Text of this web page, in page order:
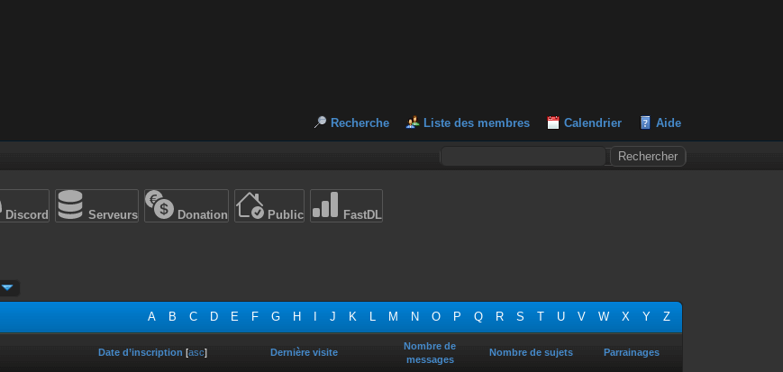
Recherche Liste des membres Calendrier Aide
Discord Serveurs Donation Public FastDL
A B C D E F G H J K L M N O P Q R S T U V W X Y Z
Date d’inscription [asc] Dernière visite
Nombre de
messages
Nombre de sujets Parrainages